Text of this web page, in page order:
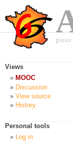
pour
Views
MOOC
Discussion
View source
History
Personal tools
Log in